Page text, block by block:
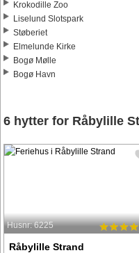
Krokodille Zoo
Liselund Slotspark
Støberiet
Elmelunde Kirke
Bogø Mølle
Bogø Havn
6 hytter for Råbylille
Husnr: 6225
Råbylille Strand